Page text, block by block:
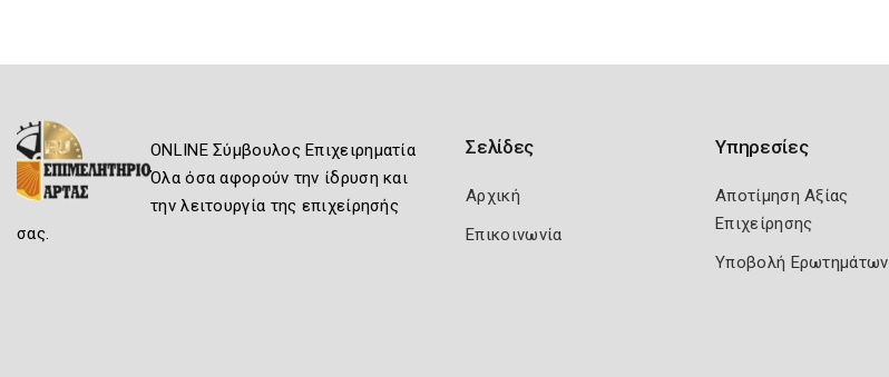
ONLINE Σύμβουλος Επιχειρηματία
Όλα όσα αφορούν την ίδρυση και
την λειτουργία της επιχείρησής
σας.
Σελίδες
Αρχική
Επικοινωνία
Υπηρεσίες
Αποτίμηση Αξίας
Επιχείρησης
Υποβολή Ερωτημάτων